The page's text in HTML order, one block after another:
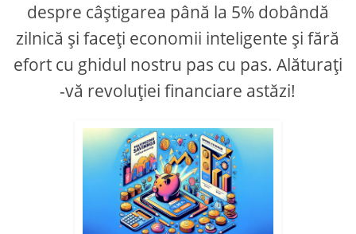
despre câștigarea până la 5% dobândă
zilnică și faceți economii inteligente și fără
efort cu ghidul nostru pas cu pas. Alăturați
-vă revoluției financiare astăzi!